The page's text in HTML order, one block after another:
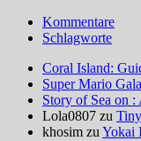
Kommentare
Schlagworte
Coral Island:
Super Mario
Story of Sea on
Lola0807 zu
khosim zu Yokai